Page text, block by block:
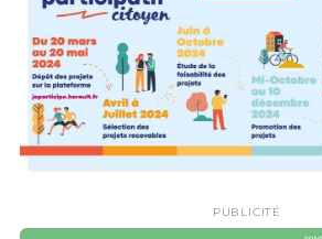
PUBLICITÉ